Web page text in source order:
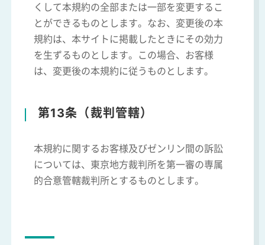
くして本規約の全部または一部を変更するこ
とができるものとします。なお、変更後の本
規約は、本サイトに掲載したときにその効力
を生ずるものとします。この場合、お客様
は、変更後の本規約に従うものとします。
第13条（裁判管轄）
本規約に関するお客様及びゼンリン間の訴訟
については、東京地方裁判所を第一審の専属
的合意管轄裁判所とするものとします。